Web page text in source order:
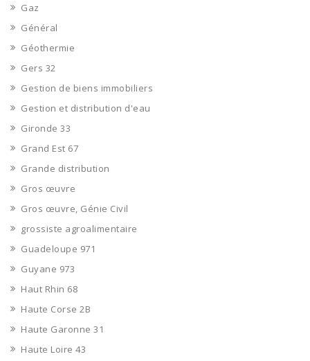
Gaz
Général
Géothermie
Gers 32
Gestion de biens immobiliers
Gestion et distribution d'eau
Gironde 33
Grand Est 67
Grande distribution
Gros œuvre
Gros œuvre, Génie Civil
grossiste agroalimentaire
Guadeloupe 971
Guyane 973
Haut Rhin 68
Haute Corse 2B
Haute Garonne 31
Haute Loire 43